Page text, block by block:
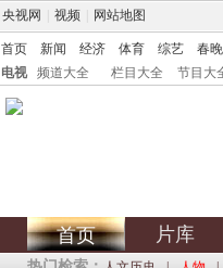
央视网 视频 网站地图
首页 新闻 经济 体育 综艺 春晚
电视
频道大全 栏目大全 节目大
首页 片库